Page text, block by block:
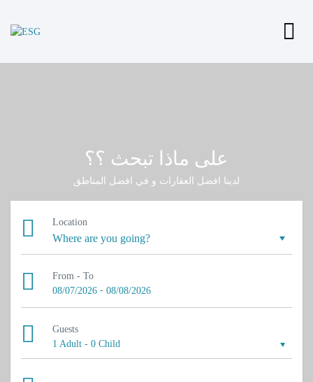
على ماذا تبحث ؟؟
لدينا افضل العقارات و في افضل المناطق
Location
From - To
08/07/2026 - 08/08/2026
Guests
1 Adult - 0 Child